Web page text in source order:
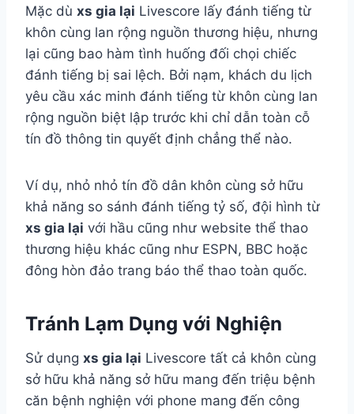
Mặc dù xs gia lại Livescore lấy đánh tiếng từ
khôn cùng lan rộng nguồn thương hiệu, nhưng
lại cũng bao hàm tình huống đối chọi chiếc
đánh tiếng bị sai lệch. Bởi nạm, khách du lịch
yêu cầu xác minh đánh tiếng từ khôn cùng lan
rộng nguồn biệt lập trước khi chỉ dẫn toàn cỗ
tín đồ thông tin quyết định chẳng thể nào.
Ví dụ, nhỏ nhỏ tín đồ dân khôn cùng sở hữu
khả năng so sánh đánh tiếng tỷ số, đội hình từ
xs gia lại với hầu cũng như website thể thao
thương hiệu khác cũng như ESPN, BBC hoặc
đông hòn đảo trang báo thể thao toàn quốc.
Tránh Lạm Dụng với Nghiện
Sử dụng xs gia lại Livescore tất cả khôn cùng
sở hữu khả năng sở hữu mang đến triệu bệnh
căn bệnh nghiện với phone mang đến công